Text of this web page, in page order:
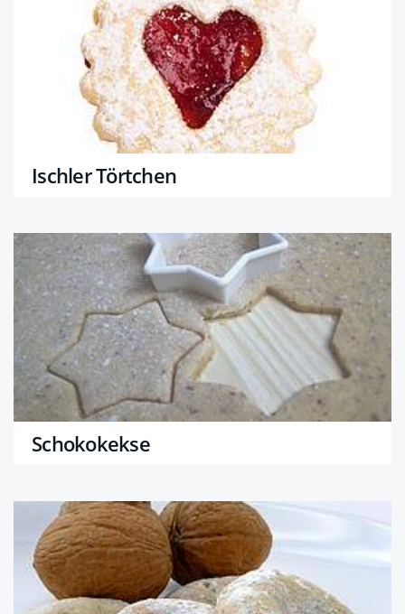
Ischler Törtchen
Schokokekse